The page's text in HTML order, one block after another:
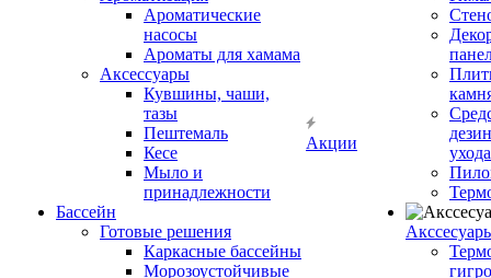
Ароматические
насосы
Ароматы для хамама
Аксессуары
Кувшины, чаши,
тазы
Пештемаль
Кесе
Мыло и
принадлежности
Бассейн
Готовые решения
Каркасные бассейны
Морозоустойчивые
Акции
ухода